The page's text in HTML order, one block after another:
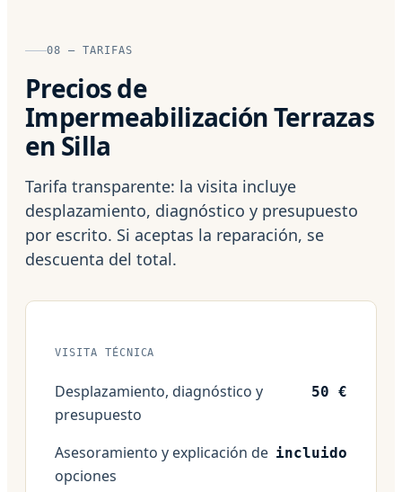
08 — TARIFAS
Precios de
Impermeabilización Terrazas
en Silla
Tarifa transparente: la visita incluye
desplazamiento, diagnóstico y presupuesto
por escrito. Si aceptas la reparación, se
descuenta del total.
VISITA TÉCNICA
Desplazamiento, diagnóstico y
presupuesto
50 €
Asesoramiento y explicación de
opciones
incluido